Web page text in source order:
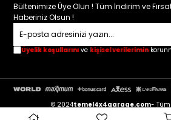
Bültenimize Üye Olun ! Tüm İndirim ve
Haberiniz Olsun !
Üyelik koşullarını ve kişisel verilerimin
© 2024temel4x4garage.com- Tüm